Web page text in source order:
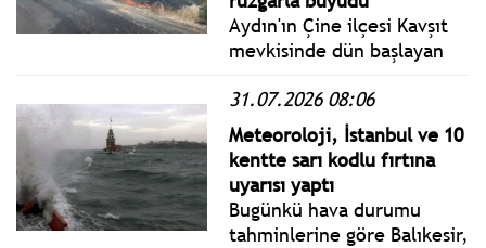
Aydın'ın Çine ilçesi Kavşıt
mevkisinde dün başlayan
boyunca karadan müdahale
edildi.
31.07.2026 08:06
Meteoroloji, İstanbul ve 10
kentte sarı kodlu fırtına
uyarısı yaptı
Bugünkü hava durumu
tahminlerine göre Balıkesir,